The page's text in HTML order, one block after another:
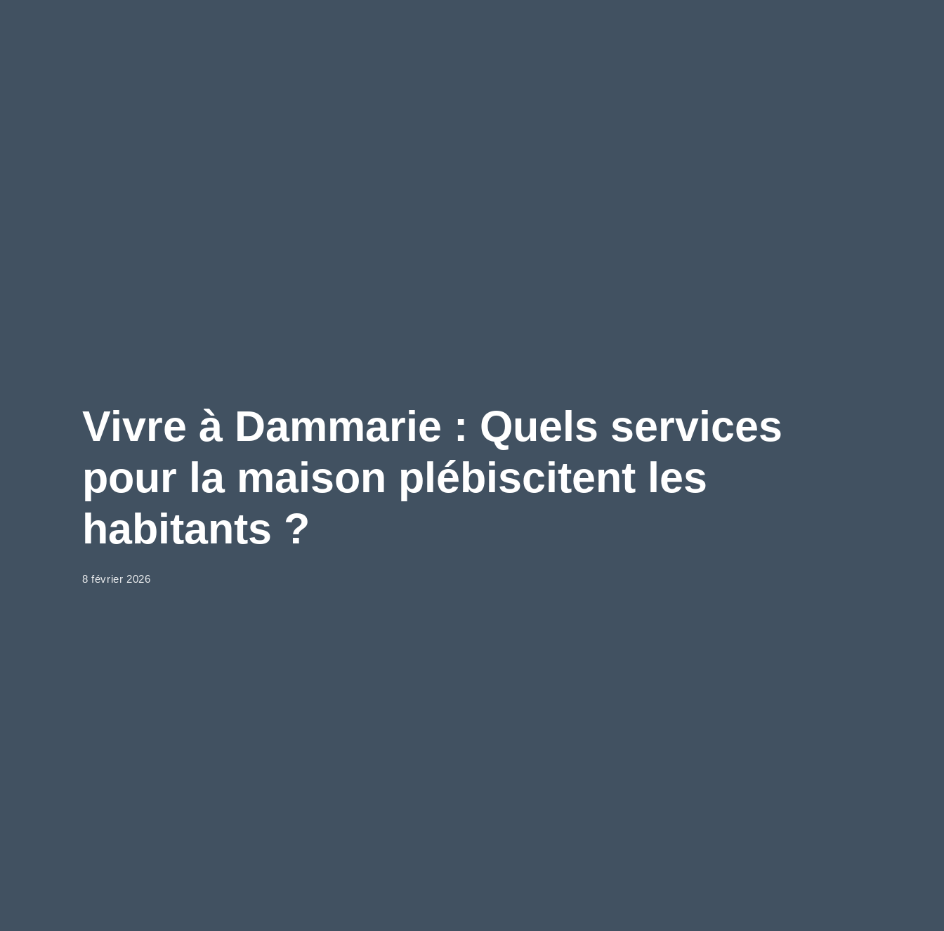
Vivre à Dammarie : Quels services
pour la maison plébiscitent les
habitants ?
8 février 2026